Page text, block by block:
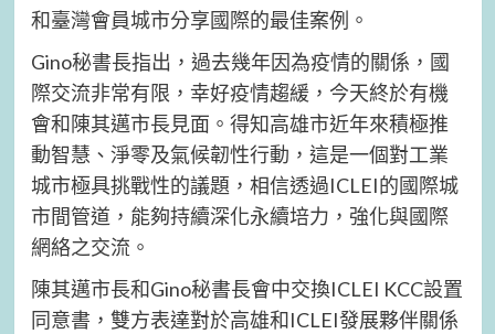
和臺灣會員城市分享國際的最佳案例。
Gino秘書長指出，過去幾年因為疫情的關係，國
際交流非常有限，幸好疫情趨緩，今天終於有機
會和陳其邁市長見面。得知高雄市近年來積極推
動智慧、淨零及氣候韌性行動，這是一個對工業
城市極具挑戰性的議題，相信透過ICLEI的國際城
市間管道，能夠持續深化永續培力，強化與國際
網絡之交流。
陳其邁市長和Gino秘書長會中交換ICLEI KCC設置
同意書，雙方表達對於高雄和ICLEI發展夥伴關係